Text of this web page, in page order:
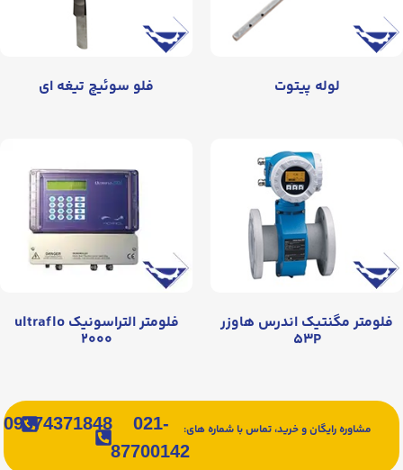
لوله پیتوت فلو سوئیچ تیغه ای
فلومتر مگنتیک اندرس هاوزر
۵۳P
فلومتر التراسونيک ultraflo
۲۰۰۰
مشاوره رایگان و خرید، تماس با شماره های:
021-
87700142
09374371848